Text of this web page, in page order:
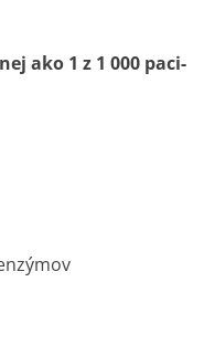
ako 1 z 1 000 paci­